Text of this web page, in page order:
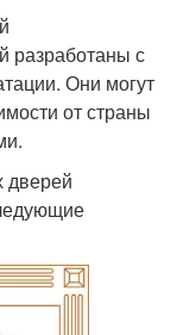
разработаны с
Они могут
от страны
дверей